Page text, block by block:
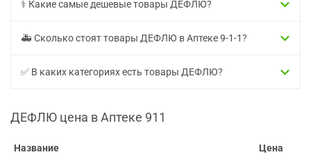
⚕️ Какие самые дешевые товары ДЕФЛЮ?
🚑 Сколько стоят товары ДЕФЛЮ в Аптеке 9-1-1?
✅ В каких категориях есть товары ДЕФЛЮ?
ДЕФЛЮ цена в Аптеке 911
Название Цена